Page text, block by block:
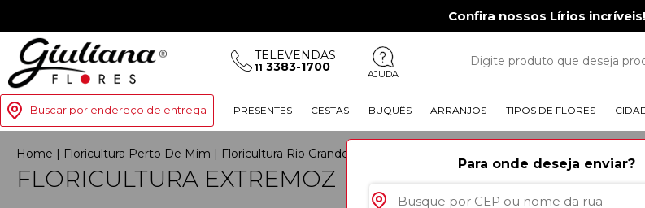
Confira nossos Lírios incríveis!
TELEVENDAS
11 3383-1700 AJUDA
Buscar por endereço de entrega PRESENTES CESTAS BUQUÊS ARRANJOS TIPOS DE FLORES
Para onde deseja enviar?
Home | Floricultura Perto De Mim | Floricultura Rio Grande Do Norte
FLORICULTURA EXTREMOZ Que tal ter a
floricultura
arranjos,
precisar sair de